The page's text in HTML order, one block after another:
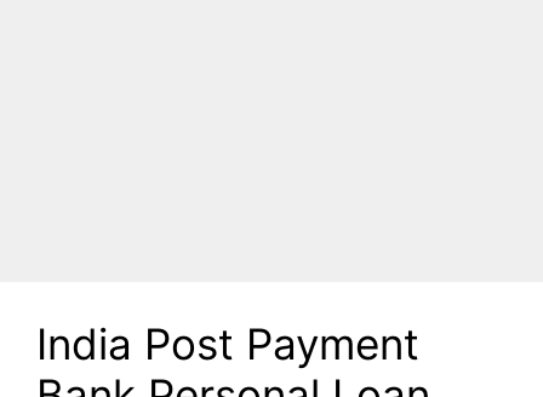
India Post Payment